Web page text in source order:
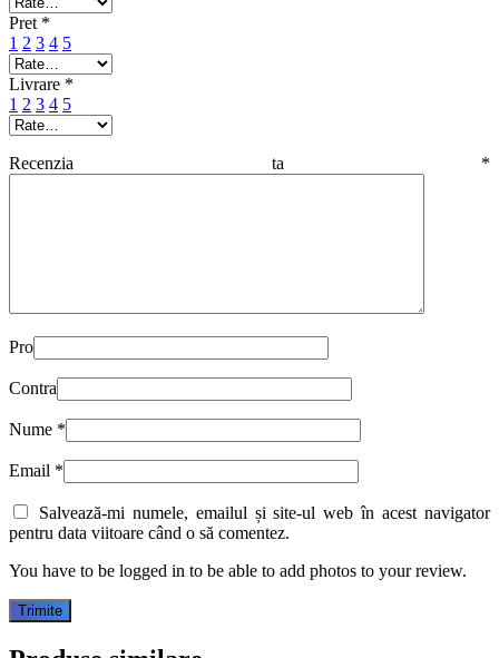
Pret *
1 2 3 4 5
Livrare *
1 2 3 4 5
Recenzia ta *
Pro
Contra
Nume *
Email *
Salvează-mi numele, emailul și site-ul web în acest navigator
pentru data viitoare când o să comentez.
You have to be logged in to be able to add photos to your review.